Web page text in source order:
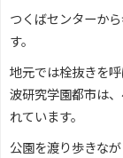
つくばセンターか
す。
地元では栓抜きを
波研究学園都市は
れています。
公園を渡り歩きな